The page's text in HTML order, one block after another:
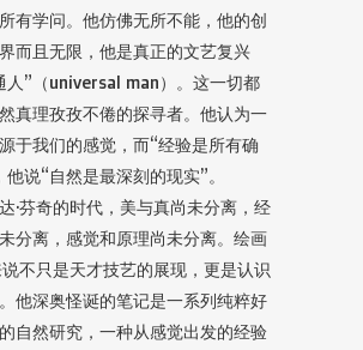
有学问。他仿佛无所不能，他的创
而且无限，他是真正的文艺复兴
人”（universal man）。这一切都
真理孜孜不倦的探寻者。他认为一
于我们的感觉，而“经验是所有确
他说“自然是最深刻的现实”。
·芬奇的时代，美与真尚未分离，经
分离，感觉和原理尚未分离。绘画
说不只是天才技艺的展现，更是认识
他深奥怪诞的笔记是一系列纯粹好
自然研究，一种从感觉出发的经验